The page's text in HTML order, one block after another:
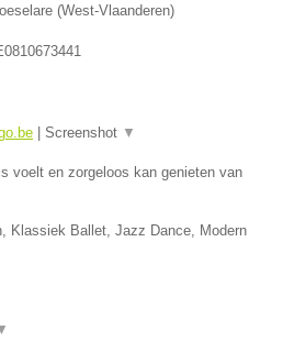
(West-Vlaanderen)
| Screenshot ▼
voelt en zorgeloos kan genieten van
Klassiek Ballet, Jazz Dance, Modern